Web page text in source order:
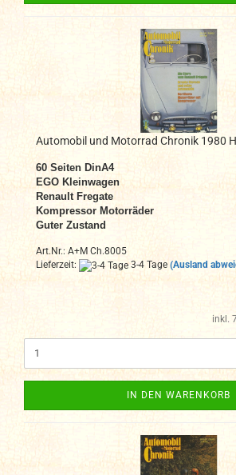
Automobil und Motorrad Chronik 1980
60 Seiten DinA4
EGO Kleinwagen
Renault Fregate
Kompressor Motorräder
Guter Zustand
Art.Nr.: A+M Ch.8005
Lieferzeit:
3-4 Tage (Ausland
inkl.
IN DEN WARENKORB